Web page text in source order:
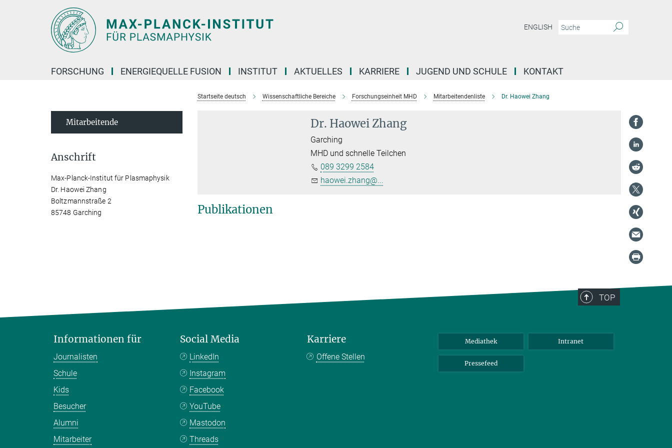
ENGLISH
FORSCHUNG ENERGIEQUELLE FUSION INSTITUT AKTUELLES KARRIERE JUGEND UND SCHULE KONTAKT
Startseite deutsch Wissenschaftliche Bereiche Forschungseinheit MHD Mitarbeitendenliste Dr. Haowei Zhang
Dr. Haowei Zhang
Garching
MHD und schnelle Teilchen
089 3299 2584
haowei.zhang@...
Publikationen
Mitarbeitende
Anschrift
Max-Planck-Institut für Plasmaphysik
Dr. Haowei Zhang
Boltzmannstraße 2
85748 Garching
TOP
Informationen für
Journalisten
Schule
Kids
Besucher
Alumni
Mitarbeiter
Social Media
LinkedIn
Instagram
Facebook
YouTube
Mastodon
Threads
Karriere
Offene Stellen
Mediathek Intranet
Pressefeed